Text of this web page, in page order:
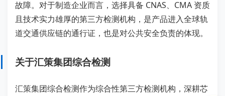
故障。对于制造企业而言，选择具备 CNAS、CMA 资质
且技术实力雄厚的第三方检测机构，是产品进入全球轨
道交通供应链的通行证，也是对公共安全负责的体现。
关于汇策集团综合检测
汇策集团综合检测作为综合性第三方检测机构，深耕芯